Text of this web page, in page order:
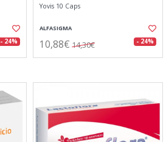
- 24%
Yovis 10 Caps
ALFASIGMA
10,88€ 14,30€ - 24%